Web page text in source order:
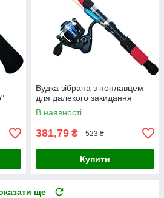
Вудка зібрана з поплавцем
для далекого закидання
В наявності
381,79 ₴ 523 ₴
Купити
ще